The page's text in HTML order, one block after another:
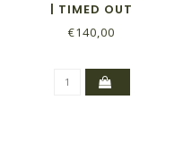
| TIMED OUT
€140,00